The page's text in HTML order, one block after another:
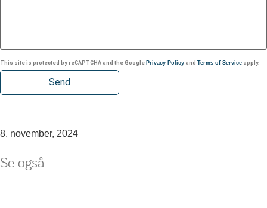
This site is protected by reCAPTCHA and the Google Privacy Policy and Terms of Service apply.
8. november, 2024
Se også